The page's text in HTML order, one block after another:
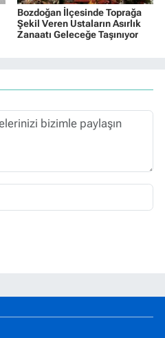
Bozdoğan İlçesinde Toprağa
Şekil Veren Ustaların Asırlık
Zanaatı Geleceğe Taşınıyor